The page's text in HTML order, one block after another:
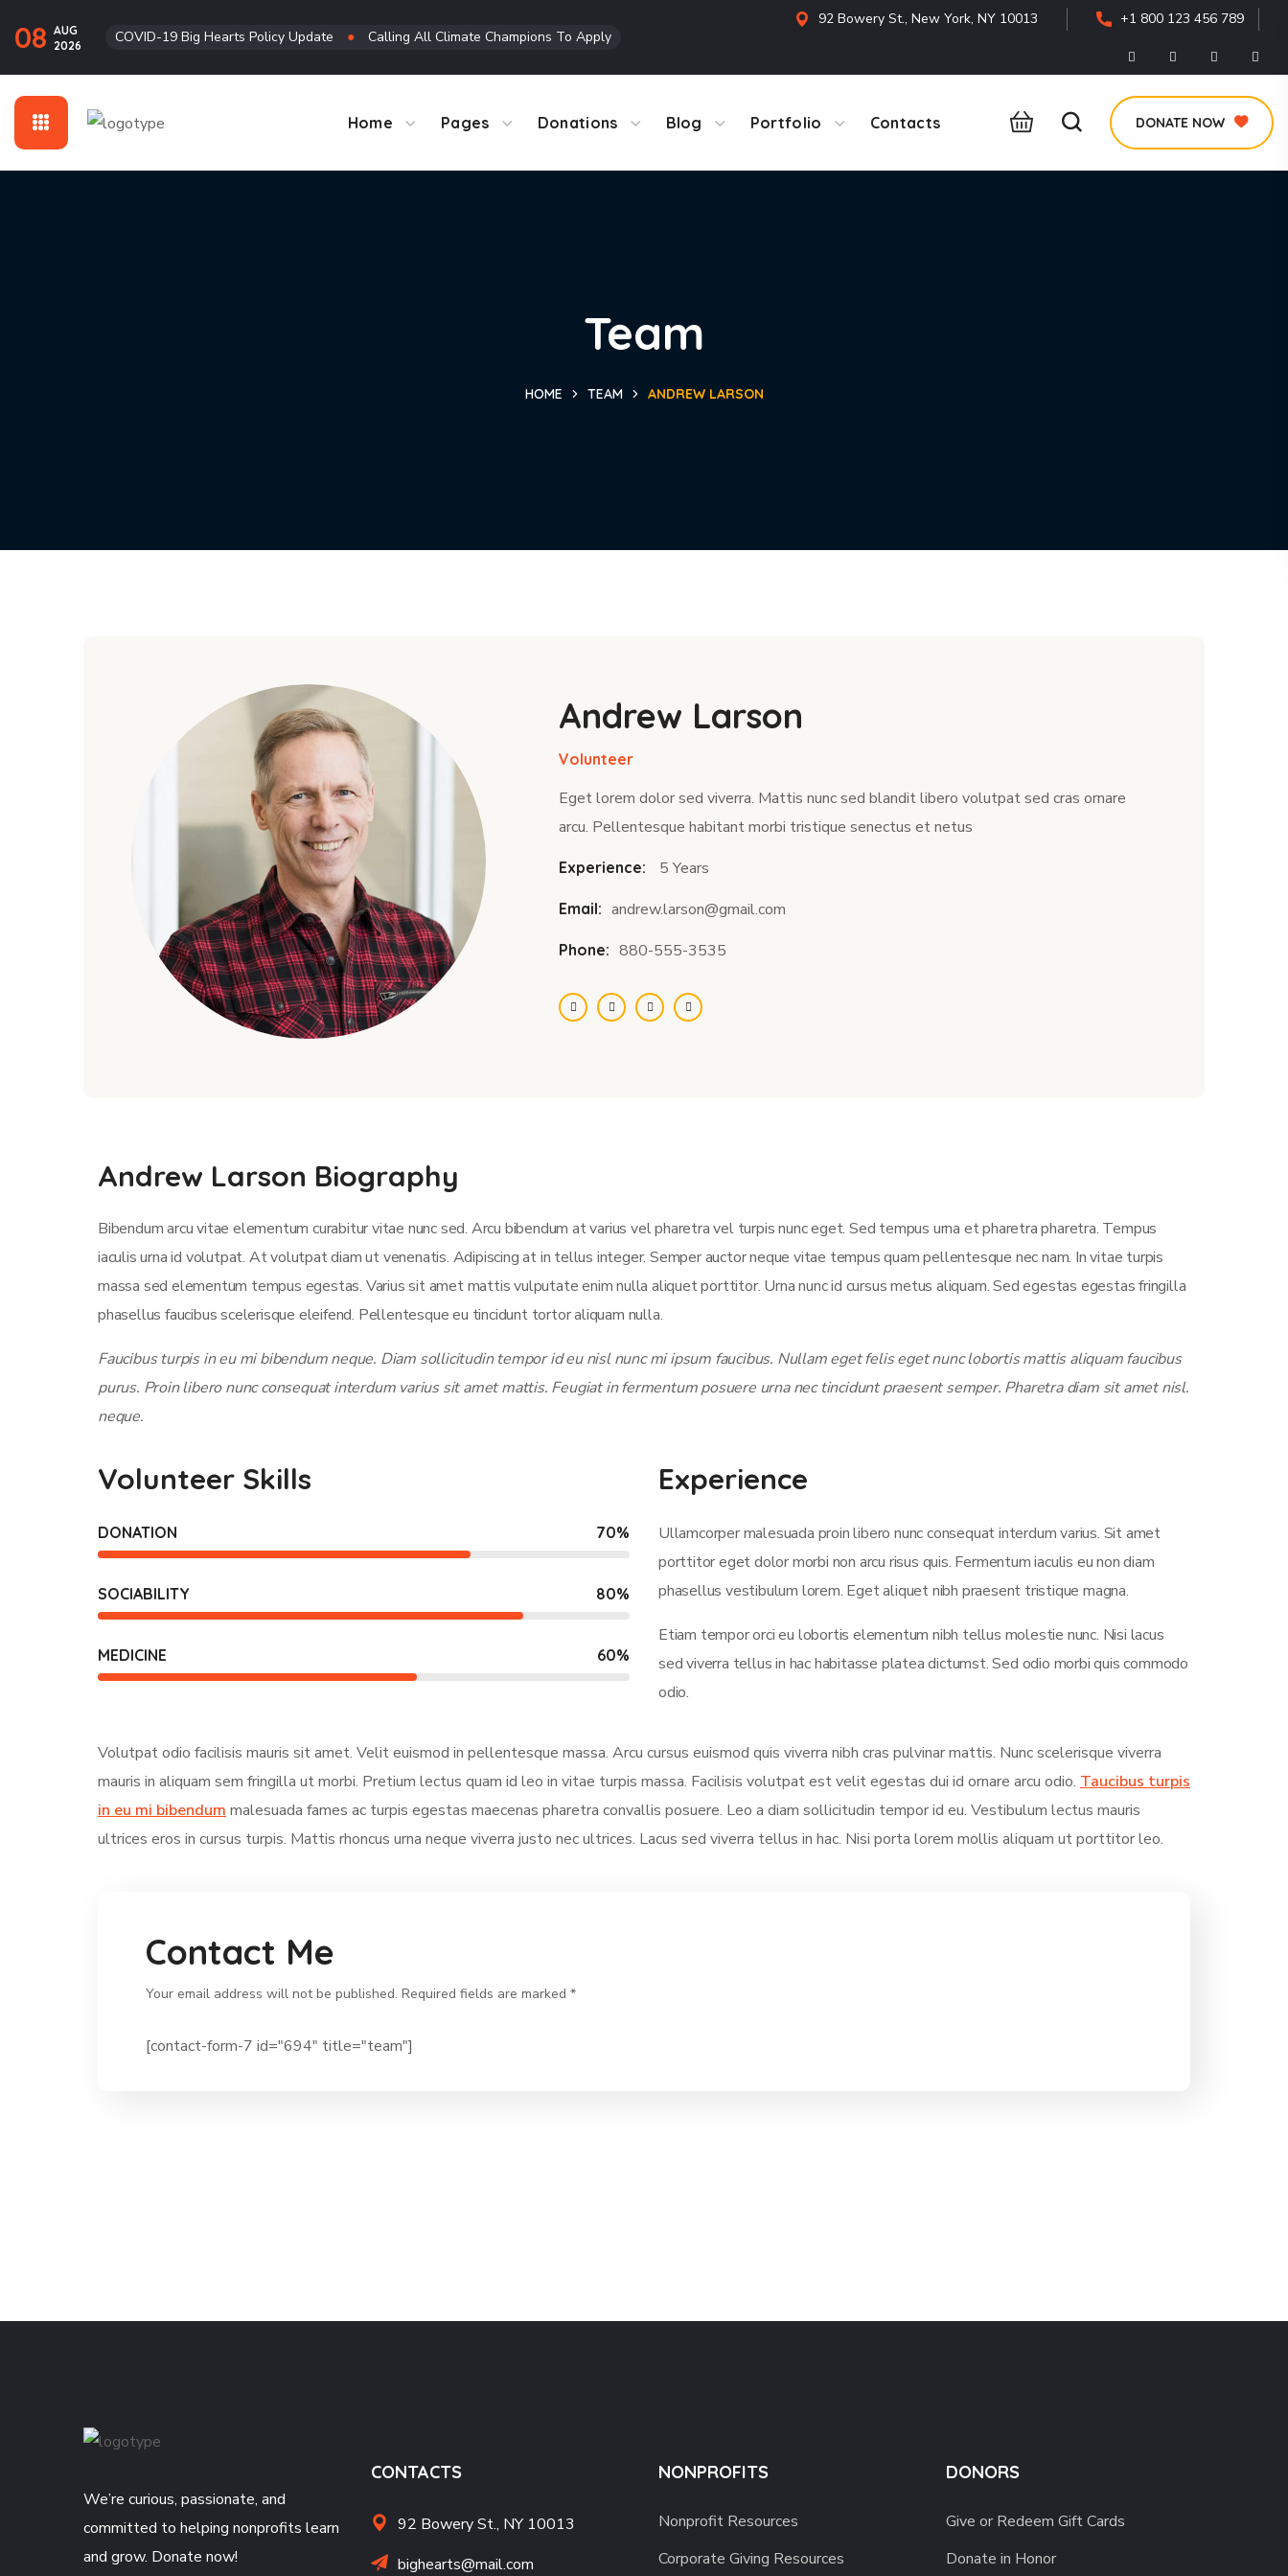
08 AUG
2026
COVID-19 Big Hearts Policy Update ● Calling All Climate Champions To Apply
92 Bowery St., New York, NY 10013 +1 800 123 456 789
Home Pages Donations Blog Portfolio Contacts DONATE NOW
Team
HOME TEAM ANDREW LARSON
Andrew Larson
Volunteer
Eget lorem dolor sed viverra. Mattis nunc sed blandit libero volutpat sed cras ornare
arcu. Pellentesque habitant morbi tristique senectus et netus
Experience: 5 Years
Email: andrew.larson@gmail.com
Phone: 880-555-3535
Andrew Larson Biography
Bibendum arcu vitae elementum curabitur vitae nunc sed. Arcu bibendum at varius vel pharetra vel turpis nunc eget. Sed tempus urna et pharetra pharetra. Tempus
iaculis urna id volutpat. At volutpat diam ut venenatis. Adipiscing at in tellus integer. Semper auctor neque vitae tempus quam pellentesque nec nam. In vitae turpis
massa sed elementum tempus egestas. Varius sit amet mattis vulputate enim nulla aliquet porttitor. Urna nunc id cursus metus aliquam. Sed egestas egestas fringilla
phasellus faucibus scelerisque eleifend. Pellentesque eu tincidunt tortor aliquam nulla.
Faucibus turpis in eu mi bibendum neque. Diam sollicitudin tempor id eu nisl nunc mi ipsum faucibus. Nullam eget felis eget nunc lobortis mattis aliquam faucibus
purus. Proin libero nunc consequat interdum varius sit amet mattis. Feugiat in fermentum posuere urna nec tincidunt praesent semper. Pharetra diam sit amet nisl.
neque.
Volunteer Skills
DONATION 70%
SOCIABILITY 80%
MEDICINE 60%
Experience
Ullamcorper malesuada proin libero nunc consequat interdum varius. Sit amet
porttitor eget dolor morbi non arcu risus quis. Fermentum iaculis eu non diam
phasellus vestibulum lorem. Eget aliquet nibh praesent tristique magna.
Etiam tempor orci eu lobortis elementum nibh tellus molestie nunc. Nisi lacus
sed viverra tellus in hac habitasse platea dictumst. Sed odio morbi quis commodo
odio.
Volutpat odio facilisis mauris sit amet. Velit euismod in pellentesque massa. Arcu cursus euismod quis viverra nibh cras pulvinar mattis. Nunc scelerisque viverra
mauris in aliquam sem fringilla ut morbi. Pretium lectus quam id leo in vitae turpis massa. Facilisis volutpat est velit egestas dui id ornare arcu odio. Taucibus turpis
in eu mi bibendum malesuada fames ac turpis egestas maecenas pharetra convallis posuere. Leo a diam sollicitudin tempor id eu. Vestibulum lectus mauris
ultrices eros in cursus turpis. Mattis rhoncus urna neque viverra justo nec ultrices. Lacus sed viverra tellus in hac. Nisi porta lorem mollis aliquam ut porttitor leo.
Contact Me
Your email address will not be published. Required fields are marked *
[contact-form-7 id="694" title="team"]
We’re curious, passionate, and
committed to helping nonprofits learn
and grow. Donate now!
CONTACTS
92 Bowery St., NY 10013
bighearts@mail.com
NONPROFITS
Nonprofit Resources
Corporate Giving Resources
DONORS
Give or Redeem Gift Cards
Donate in Honor